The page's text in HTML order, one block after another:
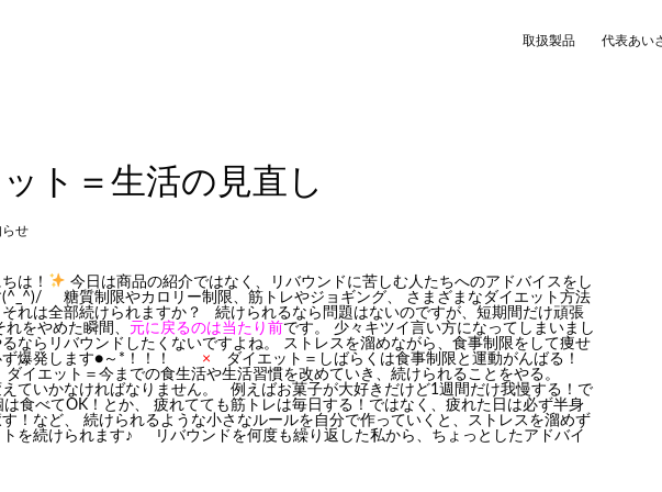
取扱製品 代表あい
ト＝生活の見直し
せ
は！
今日は商品の紹介ではなく、リバウンドに苦しむ人たちへのアドバイスをし
(^_^)/ 糖質制限やカロリー制限、筋トレやジョギング、 さまざまなダイエット方法
れは全部続けられますか？ 続けられるなら問題はないのですが、短期間だけ頑張
をやめた瞬間、 元に戻るのは当たり前です。 少々キツイ言い方になってしまいまし
ならリバウンドしたくないですよね。 ストレスを溜めながら、食事制限をして痩せ
ず爆発します●～*！！！ ×
ダイエット＝しばらくは食事制限と運動がんばる！
イエット＝今までの食生活や生活習慣を改めていき、続けられることをやる。
ていかなければなりません。 例えばお菓子が大好きだけど1週間だけ我慢する！で
食べてOK！とか、 疲れてても筋トレは毎日する！ではなく、疲れた日は必ず半身
！など、 続けられるような小さなルールを自分で作っていくと、ストレスを溜めず
を続けられます♪ リバウンドを何度も繰り返した私から、ちょっとしたアドバイ